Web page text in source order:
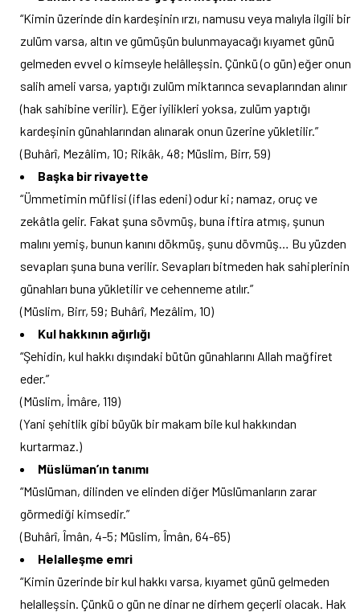
“Kimin üzerinde din kardeşinin ırzı, namusu veya malıyla ilgili bir
zulüm varsa, altın ve gümüşün bulunmayacağı kıyamet günü
gelmeden evvel o kimseyle helâlleşsin. Çünkü (o gün) eğer onun
salih ameli varsa, yaptığı zulüm miktarınca sevaplarından alınır
(hak sahibine verilir). Eğer iyilikleri yoksa, zulüm yaptığı
kardeşinin günahlarından alınarak onun üzerine yükletilir.”
(Buhârî, Mezâlim, 10; Rikâk, 48; Müslim, Birr, 59)
Başka bir rivayette
“Ümmetimin müflisi (iflas edeni) odur ki; namaz, oruç ve
zekâtla gelir. Fakat şuna sövmüş, buna iftira atmış, şunun
malını yemiş, bunun kanını dökmüş, şunu dövmüş… Bu yüzden
sevapları şuna buna verilir. Sevapları bitmeden hak sahiplerinin
günahları buna yükletilir ve cehenneme atılır.”
(Müslim, Birr, 59; Buhârî, Mezâlim, 10)
Kul hakkının ağırlığı
“Şehidin, kul hakkı dışındaki bütün günahlarını Allah mağfiret
eder.”
(Müslim, İmâre, 119)
(Yani şehitlik gibi büyük bir makam bile kul hakkından
kurtarmaz.)
Müslüman’ın tanımı
“Müslüman, dilinden ve elinden diğer Müslümanların zarar
görmediği kimsedir.”
(Buhârî, Îmân, 4-5; Müslim, Îmân, 64-65)
Helalleşme emri
“Kimin üzerinde bir kul hakkı varsa, kıyamet günü gelmeden
helalleşsin. Çünkü o gün ne dinar ne dirhem geçerli olacak. Hak